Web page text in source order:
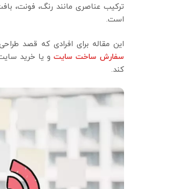
ترکیب عناصری مانند رنگ، فونت،
است.
این مقاله برای افرادی که قصد
سفارش ساخت سایتو یا خرید
کند.